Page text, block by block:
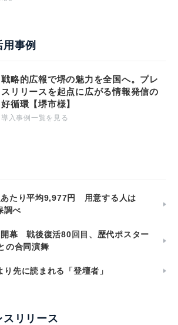
事例
戦略的広報で堺の魅力を全国へ。プレ
スリリースを起点に広がる情報発信の
好循環【堺市様】
導入事例一覧を見る
あたり平均9,977円 用意する人は
調べ
幕 戦後復活80回目、歴代ポスター
の合同演舞
り先に読まれる「登壇者」
リリース